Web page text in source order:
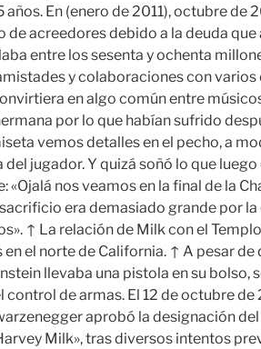
años. En (enero de 2011), octubre de
de acreedores debido a la deuda que
entre los sesenta y ochenta
y colaboraciones con varios
en algo común entre
por lo que habían sufrido
vemos detalles en el pecho, a
jugador. Y quizá soñó lo que luego
«Ojalá nos veamos en la final de la
era demasiado grande por la
↑ La relación de Milk con el
el norte de California. ↑ A pesar de
llevaba una pistola en su bolso,
control de armas. El 12 de octubre de
aprobó la designación
Milk», tras diversos intentos